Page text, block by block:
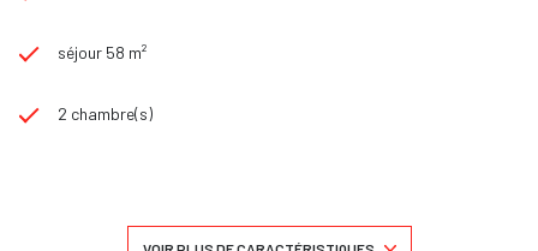
séjour 58 m²
2 chambre(s)